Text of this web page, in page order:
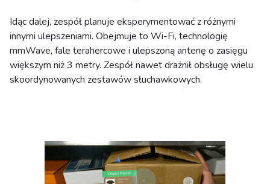
Idąc dalej, zespół planuje eksperymentować z różnymi
innymi ulepszeniami. Obejmuje to Wi-Fi, technologię
mmWave, fale terahercowe i ulepszoną antenę o zasięgu
większym niż 3 metry. Zespół nawet drażnił obsługę wielu
skoordynowanych zestawów słuchawkowych.